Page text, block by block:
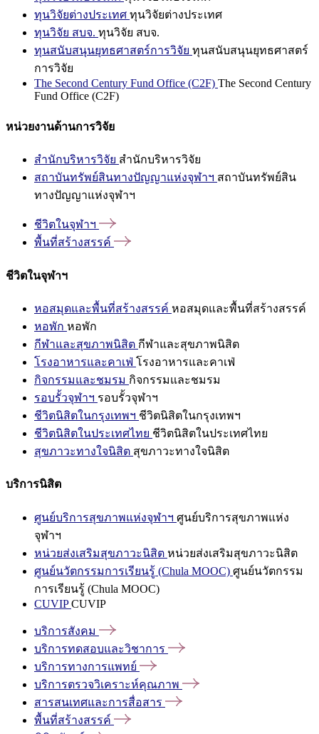
ทุนวิจัยต่างประเทศ ทุนวิจัยต่างประเทศ
ทุนวิจัย สบจ. ทุนวิจัย สบจ.
ทุนสนับสนุนยุทธศาสตร์การวิจัย ทุนสนับสนุนยุทธศาสตร์
การวิจัย
The Second Century Fund Office (C2F) The Second Century
Fund Office (C2F)
หน่วยงานด้านการวิจัย
สำนักบริหารวิจัย สำนักบริหารวิจัย
สถาบันทรัพย์สินทางปัญญาแห่งจุฬาฯ สถาบันทรัพย์สิน
ทางปัญญาแห่งจุฬาฯ
ชีวิตในจุฬาฯ
พื้นที่สร้างสรรค์
ชีวิตในจุฬาฯ
หอสมุดและพื้นที่สร้างสรรค์ หอสมุดและพื้นที่สร้างสรรค์
หอพัก หอพัก
กีฬาและสุขภาพนิสิต กีฬาและสุขภาพนิสิต
โรงอาหารและคาเฟ่ โรงอาหารและคาเฟ่
กิจกรรมและชมรม กิจกรรมและชมรม
รอบรั้วจุฬาฯ รอบรั้วจุฬาฯ
ชีวิตนิสิตในกรุงเทพฯ ชีวิตนิสิตในกรุงเทพฯ
ชีวิตนิสิตในประเทศไทย ชีวิตนิสิตในประเทศไทย
สุขภาวะทางใจนิสิต สุขภาวะทางใจนิสิต
บริการนิสิต
ศูนย์บริการสุขภาพแห่งจุฬาฯ ศูนย์บริการสุขภาพแห่ง
จุฬาฯ
หน่วยส่งเสริมสุขภาวะนิสิต หน่วยส่งเสริมสุขภาวะนิสิต
ศูนย์นวัตกรรมการเรียนรู้ (Chula MOOC) ศูนย์นวัตกรรม
การเรียนรู้ (Chula MOOC)
CUVIPCUVIP
บริการสังคม
บริการทดสอบและวิชาการ
บริการทางการแพทย์
บริการตรวจวิเคราะห์คุณภาพ
สารสนเทศและการสื่อสาร
พื้นที่สร้างสรรค์